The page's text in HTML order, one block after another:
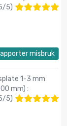
/5)
misbruk
1-3 mm
mm) :
/5)